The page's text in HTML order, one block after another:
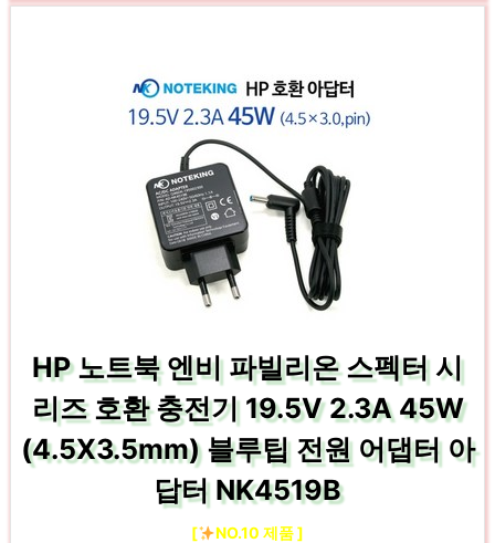
HP 노트북 엔비 파빌리온 스펙터 시
리즈 호환 충전기 19.5V 2.3A 45W
(4.5X3.5mm) 블루팁 전원 어댑터 아
답터 NK4519B
[ NO.10 제품 ]